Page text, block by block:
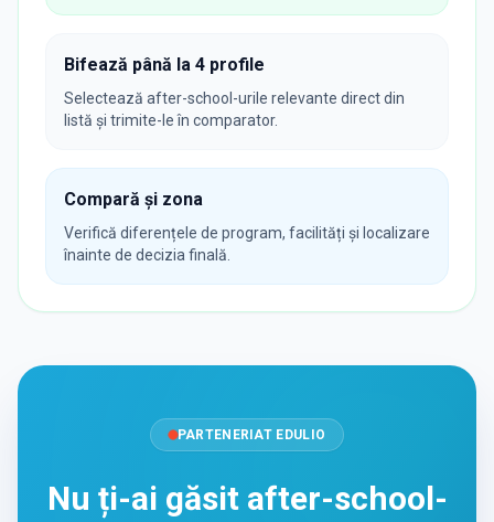
Bifează până la 4 profile
Selectează after-school-urile relevante direct din
listă și trimite-le în comparator.
Compară și zona
Verifică diferențele de program, facilități și localizare
înainte de decizia finală.
PARTENERIAT EDULIO
Nu ți-ai găsit after-school-